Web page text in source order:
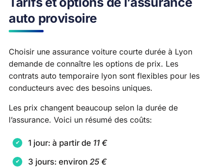
auto provisoire
Choisir une assurance voiture courte durée à Lyon
demande de connaître les options de prix. Les
contrats auto temporaire lyon sont flexibles pour les
conducteurs avec des besoins uniques.
Les prix changent beaucoup selon la durée de
l’assurance. Voici un résumé des coûts:
1 jour: à partir de 11 €
3 jours: environ 25 €